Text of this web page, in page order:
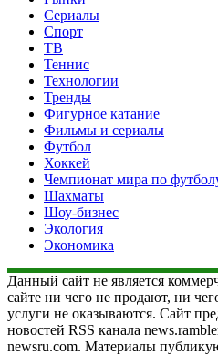
Сериалы
Спорт
ТВ
Теннис
Технологии
Тренды
Фигурное катание
Фильмы и сериалы
Футбол
Хоккей
Чемпионат мира по
Шахматы
Шоу-бизнес
Экология
Экономика
Данный сайт не является
сайте ни чего не продают, ни
услуги не оказываются. Сайт
новостей RSS канала
newsru.com. Материалы